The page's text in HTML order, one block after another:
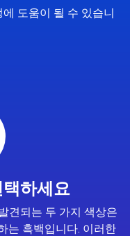
도움이 될 수 있습니
하세요
견되는 두 가지 색상은
는 흑백입니다. 이러한